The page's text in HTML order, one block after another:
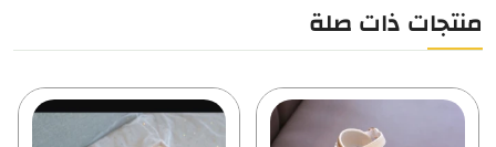
منتجات ذات صلة